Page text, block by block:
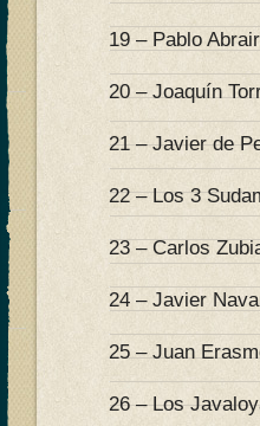
19 – Pablo
20 – Joaquín
21 – Javier de
22 – Los 3
23 – Carlos
24 – Javier
25 – Juan
26 – Los